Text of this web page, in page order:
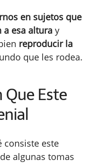
en sujetos que
a esa altura y
reproducir la
que les rodea.
Que Este
consiste este
algunas tomas